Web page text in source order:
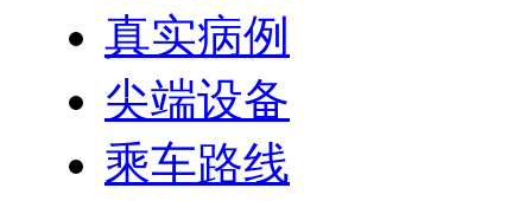
真实病例
尖端设备
乘车路线